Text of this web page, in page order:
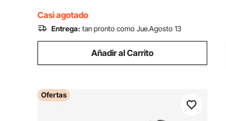
Casi agotado
Entrega: tan pronto como Jue.Agosto 13
Añadir al Carrito
Ofertas